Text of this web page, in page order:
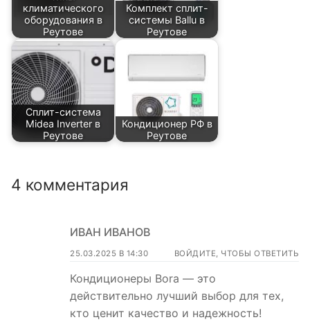
климатического
оборудования в
Реутове
Комплект сплит-
системы Ballu в
Реутове
Сплит-система
Midea Inverter в
Реутове
Кондиционер РФ в
Реутове
4 комментария
ИВАН ИВАНОВ
25.03.2025 В 14:30 ВОЙДИТЕ, ЧТОБЫ ОТВЕТИТЬ
Кондиционеры Bora — это
действительно лучший выбор для тех,
кто ценит качество и надежность!